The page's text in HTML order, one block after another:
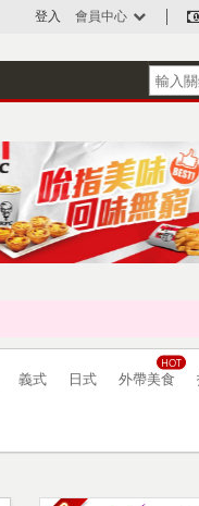
登入 會員中心
義式 日式 外帶美食